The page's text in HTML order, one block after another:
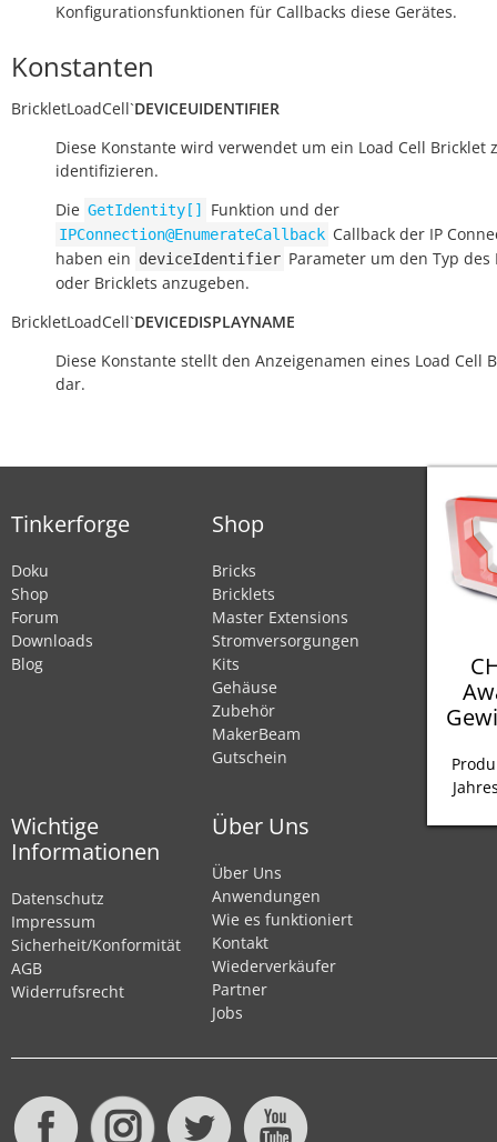
Konfigurationsfunktionen für Callbacks diese Gerätes.
Konstanten
BrickletLoadCell`DEVICEUIDENTIFIER
Diese Konstante wird verwendet um ein Load Cell Bricklet
identifizieren.
Die GetIdentity[] Funktion und der
IPConnection@EnumerateCallback Callback der IP
haben ein deviceIdentifier Parameter um den Typ des
oder Bricklets anzugeben.
BrickletLoadCell`DEVICEDISPLAYNAME
Diese Konstante stellt den Anzeigenamen eines Load Cell
dar.
Tinkerforge
Doku
Shop
Forum
Downloads
Blog
Shop
Bricks
Bricklets
Master Extensions
Stromversorgungen
Kits
Gehäuse
Zubehör
MakerBeam
Gutschein
Wichtige
Informationen
Datenschutz
Impressum
Sicherheit/Konformität
AGB
Widerrufsrecht
Über Uns
Über Uns
Anwendungen
Wie es funktioniert
Kontakt
Wiederverkäufer
Partner
Jobs